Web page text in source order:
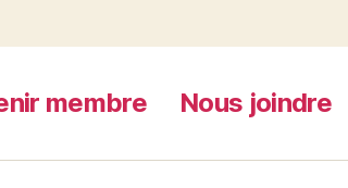
membre Nous joindre